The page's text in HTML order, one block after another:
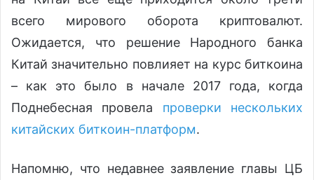
всего мирового оборота криптовалют.
Ожидается, что решение Народного банка
Китай значительно повлияет на курс биткоина
– как это было в начале 2017 года, когда
Поднебесная провела проверки нескольких
китайских биткоин-платформ.
Напомню, что недавнее заявление главы ЦБ